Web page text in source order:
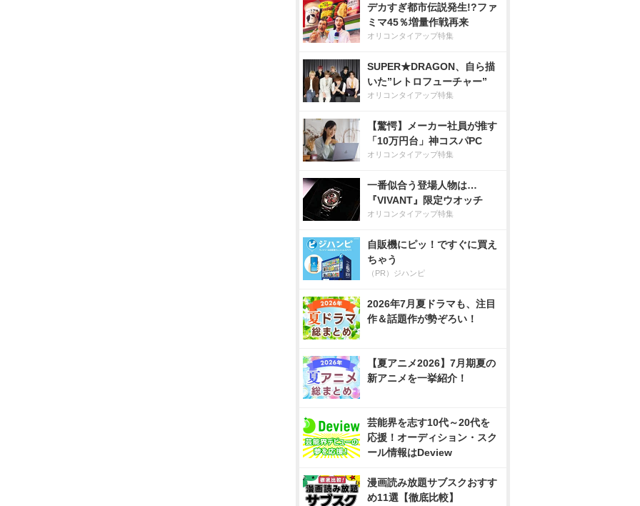
デカすぎ都市伝説発生!?ファ
ミマ45％増量作戦再来
オリコンタイアップ特集
SUPER★DRAGON、自ら描
いた”レトロフューチャー”
オリコンタイアップ特集
【驚愕】メーカー社員が推す
「10万円台」神コスパPC
オリコンタイアップ特集
一番似合う登場人物は…
『VIVANT』限定ウオッチ
オリコンタイアップ特集
自販機にピッ！ですぐに買え
ちゃう
（PR）ジハンピ
2026年7月夏ドラマも、注目
作＆話題作が勢ぞろい！
【夏アニメ2026】7月期夏の
新アニメを一挙紹介！
芸能界を志す10代～20代を
応援！オーディション・スク
ール情報はDeview
漫画読み放題サブスクおすす
め11選【徹底比較】